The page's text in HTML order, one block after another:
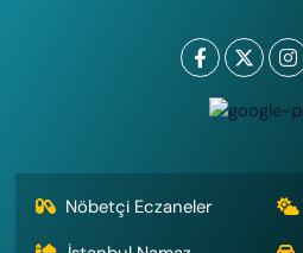
Nöbetçi Eczaneler